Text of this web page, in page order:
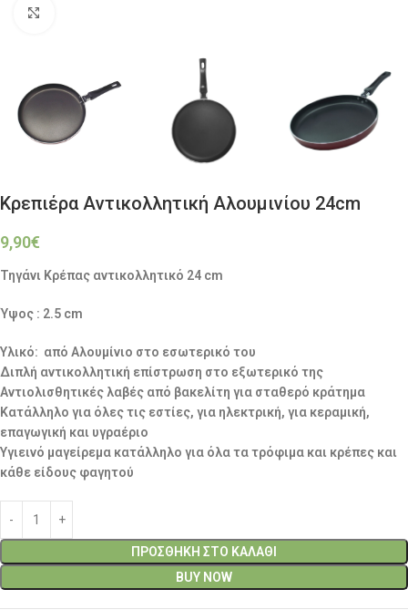
Κρεπιέρα Αντικολλητική Αλουμινίου 24cm
9,90€
Τηγάνι Κρέπας αντικολλητικό 24 cm
Ύψος : 2.5 cm
Υλικό: από Αλουμίνιο στο εσωτερικό του
Διπλή αντικολλητική επίστρωση στο εξωτερικό της
Αντιολισθητικές λαβές από βακελίτη για σταθερό κράτημα
Κατάλληλο για όλες τις εστίες, για ηλεκτρική, για κεραμική,
επαγωγική και υγραέριο
Υγιεινό μαγείρεμα κατάλληλο για όλα τα τρόφιμα και κρέπες και
κάθε είδους φαγητού
ΠΡΟΣΘΉΚΗ ΣΤΟ ΚΑΛΆΘΙ
BUY NOW